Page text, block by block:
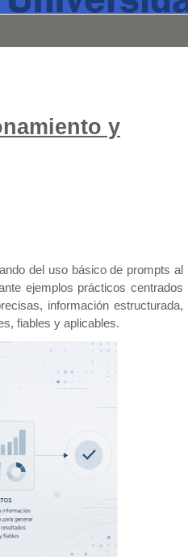
y
del uso básico de prompts al
ejemplos prácticos centrados
información estructurada,
fiables y aplicables.